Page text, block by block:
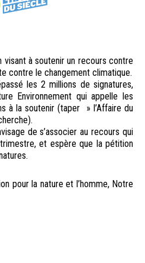
visant à soutenir un recours contre
contre le changement climatique.
les 2 millions de signatures,
Environnement qui appelle les
à la soutenir (taper » l’Affaire du
de s’associer au recours qui
et espère que la pétition
pour la nature et l’homme, Notre